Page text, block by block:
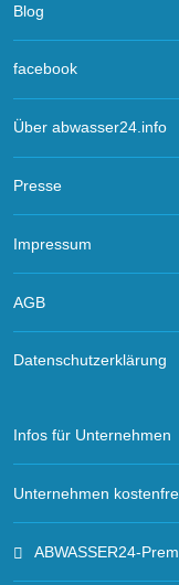
Blog
facebook
Über abwasser24.info
Presse
Impressum
AGB
Datenschutzerklärung
Infos für Unternehmen
Unternehmen
ABWASSER24-